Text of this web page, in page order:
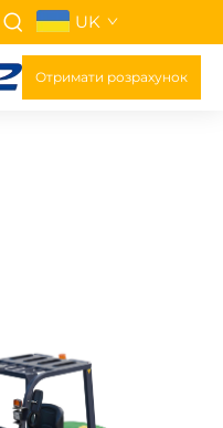
UK
Отримати розрахунок